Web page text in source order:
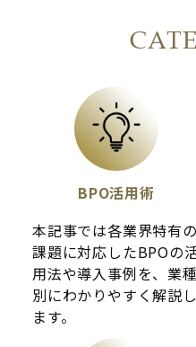
BPO活用術
本記事では各業界特有の
課題に対応したBPOの
用法や導入事例を、業種
別にわかりやすく解説し
ます。